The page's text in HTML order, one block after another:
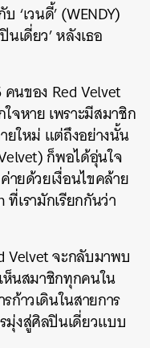
เวนดี้’ (WENDY)
เดี่ยว’ หลังเธอ
นของ Red Velvet
จหาย เพราะมีสมาชิก
ยใหม่ แต่ถึงอย่างนั้น
ก็พอได้อุ่นใจ
ายด้วยเงื่อนไขคล้าย
เรามักเรียกกันว่า
Velvet จะกลับมาพบ
ห็นสมาชิกทุกคนใน
ก้าวเดินในสายการ
มุ่งสู่ศิลปินเดี่ยวแบบ